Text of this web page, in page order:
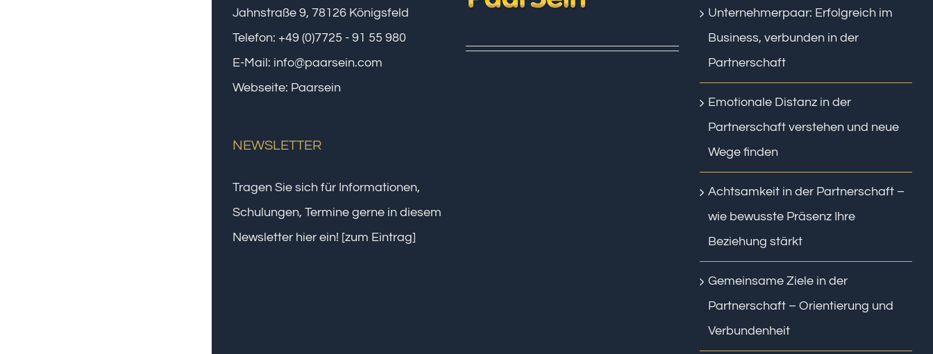
Jahnstraße 9, 78126 Königsfeld
Telefon: +49 (0)7725 - 91 55 980
E-Mail: info@paarsein.com
Webseite: Paarsein
NEWSLETTER
Tragen Sie sich für Informationen,
Schulungen, Termine gerne in diesem
Newsletter hier ein! [zum Eintrag]
Unternehmerpaar: Erfolgreich im
Business, verbunden in der
Partnerschaft
Emotionale Distanz in der
Partnerschaft verstehen und neue
Wege finden
Achtsamkeit in der Partnerschaft –
wie bewusste Präsenz Ihre
Beziehung stärkt
Gemeinsame Ziele in der
Partnerschaft – Orientierung und
Verbundenheit